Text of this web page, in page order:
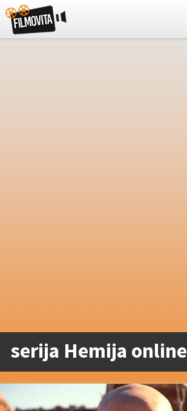
serija Hemija online